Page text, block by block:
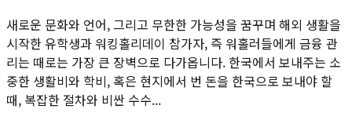
새로운 문화와 언어, 그리고 무한한 가능성을 꿈꾸며 해외 생활을
시작한 유학생과 워킹홀리데이 참가자, 즉 워홀러들에게 금융 관
리는 때로는 가장 큰 장벽으로 다가옵니다. 한국에서 보내주는 소
중한 생활비와 학비, 혹은 현지에서 번 돈을 한국으로 보내야 할
때, 복잡한 절차와 비싼 수수...